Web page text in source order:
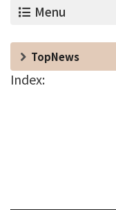
Menu
TopNews
Index: